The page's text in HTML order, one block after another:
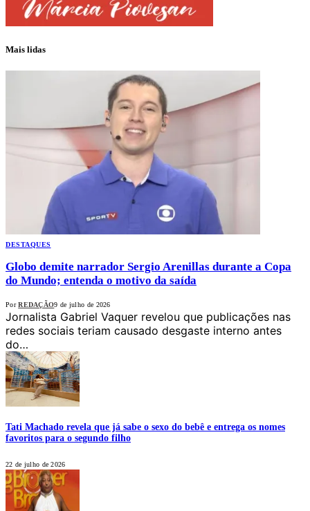
Mais lidas
DESTAQUES
Globo demite narrador Sergio Arenillas durante a Copa
do Mundo; entenda o motivo da saída
Por REDAÇÃO9 de julho de 2026
Jornalista Gabriel Vaquer revelou que publicações nas
redes sociais teriam causado desgaste interno antes
do…
Tati Machado revela que já sabe o sexo do bebê e entrega os nomes
favoritos para o segundo filho
22 de julho de 2026